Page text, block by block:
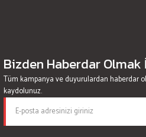
Bizden Haberdar
Tüm kampanya ve duyurulardan haberdar
kaydolunuz.